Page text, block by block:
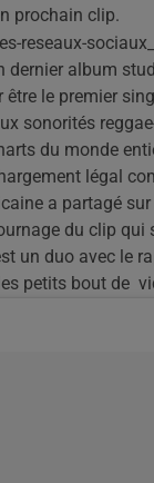
prochain clip.
dernier album
être le premier
sonorités
du monde
légal
a partagé
du clip qui
un duo avec le
petits bout de